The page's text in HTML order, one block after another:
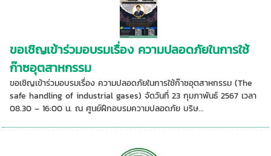
ขอเชิญเข้าร่วมอบรมเรื่อง ความปลอดภัยในการใช้
ก๊าซอุตสาหกรรม
ขอเชิญเข้าร่วมอบรมเรื่อง ความปลอดภัยในการใช้ก๊าซอุตสาหกรรม (The
safe handling of industrial gases) จัดวันที่ 23 กุมภาพันธ์ 2567 เวลา
08.30 – 16:00 น. ณ ศูนย์ฝึกอบรมความปลอดภัย บริษ...